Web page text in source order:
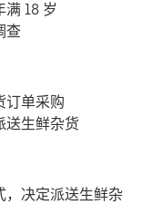
18 岁
查
订单采购
送生鲜杂货
，决定派送生鲜杂